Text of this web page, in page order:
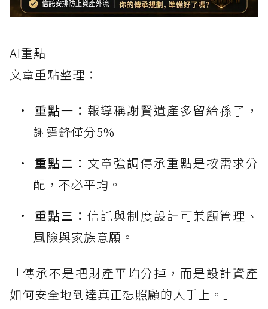
AI重點
文章重點整理：
重點一： 報導稱謝賢遺產多留給孫子，
謝霆鋒僅分5%
重點二： 文章強調傳承重點是按需求分
配，不必平均。
重點三：信託與制度設計可兼顧管理、
風險與家族意願。
「傳承不是把財產平均分掉，而是設計資產
如何安全地到達真正想照顧的人手上。」